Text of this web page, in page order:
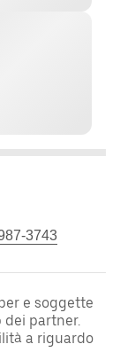
3743
e soggette
dei partner.
a riguardo